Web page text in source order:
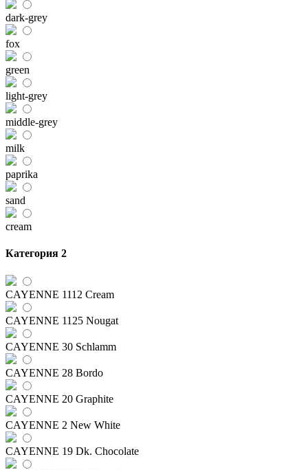
dark-grey
fox
green
light-grey
middle-grey
milk
paprika
sand
cream
Категория 2
CAYENNE 1112 Cream
CAYENNE 1125 Nougat
CAYENNE 30 Schlamm
CAYENNE 28 Bordo
CAYENNE 20 Graphite
CAYENNE 2 New White
CAYENNE 19 Dk. Chocolate